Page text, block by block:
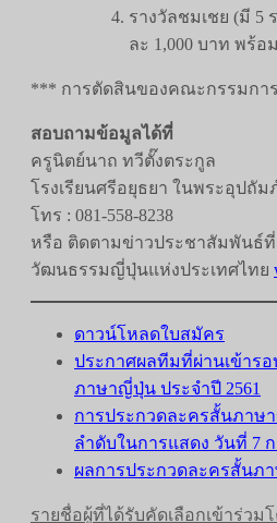
รางวัลชมเชย (มี 5
ละ 1,000 บาท พร้อ
*** การตัดสินของคณะกรรมกา
สอบถามข้อมูลได้ที่
ครูนิตย์นาถ ทวีตั๊งตระกูล
โรงเรียนศรีอยุธยา ในพระอุปถัม
โทร : 081-558-8238
หรือ ติดตามข่าวประชาสัมพันธ์
วัฒนธรรมญี่ปุ่นแห่งประเทศไทย
ดาวน์โหลดใบสมัคร
ประกาศผลทีมที่ผ่านเข้าร
ภาษาญี่ปุ่น ประจำปี 2561
การประกวดละครสั้นภาษ
ลำดับในการแสดง วันที่ 7
ผลการประกวดละครสั้นภ
รายชื่อผู้ที่ได้รับคัดเลือกเข้าร่ว